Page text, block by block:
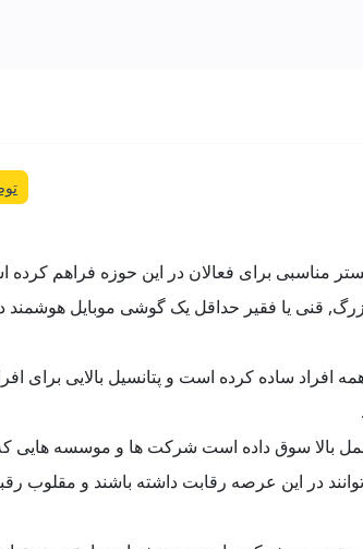
مناسبی برای فعالان در این حوزه فراهم
بزرگ, قنی یا فقیر حداقل یک گوشی موبایل
همه افراد ساده کرده است و پتانسیل بالایی برای
بالا سوق داده است شرکت ها و موسسه هایی
در این عرصه رقابت داشته باشند و مقلوب